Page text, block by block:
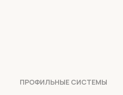
ПРОФИЛЬНЫЕ СИСТЕМЫ